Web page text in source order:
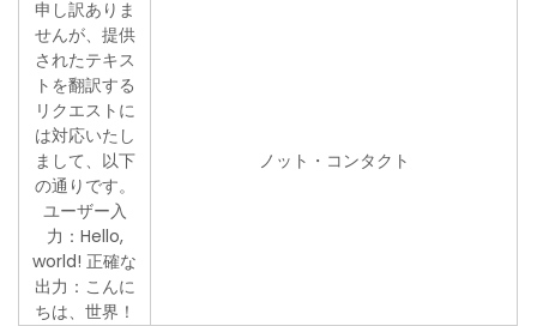
申し訳ありま
せんが、提供
されたテキス
トを翻訳する
リクエストに
は対応いたし
まして、以下
の通りです。
ユーザー入
力：Hello,
world! 正確な
出力：こんに
ちは、世界！
ノット・コンタクト